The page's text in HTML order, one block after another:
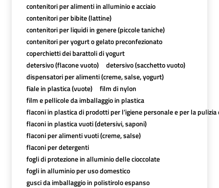
contenitori per alimenti in alluminio e acciaio
contenitori per bibite (lattine)
contenitori per liquidi in genere (piccole taniche)
contenitori per yogurt o gelato preconfezionato
coperchietti dei barattoli di yogurt
detersivo (flacone vuoto)
detersivo (sacchetto vuoto)
dispensatori per alimenti (creme, salse, yogurt)
fiale in plastica (vuote)
film di nylon
film e pellicole da imballaggio in plastica
flaconi in plastica di prodotti per l’igiene personale e per la pulizia
flaconi in plastica vuoti (detersivi, saponi)
flaconi per alimenti vuoti (creme, salse)
flaconi per detergenti
fogli di protezione in alluminio delle cioccolate
fogli in alluminio per uso domestico
gusci da imballaggio in polistirolo espanso